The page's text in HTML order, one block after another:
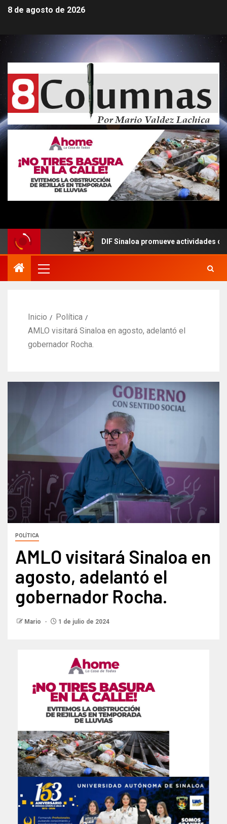
8 de agosto de 2026
DIF Sinaloa promueve actividades culturales
Inicio
Política
AMLO visitará Sinaloa en agosto, adelantó el
gobernador Rocha.
POLÍTICA
AMLO visitará Sinaloa en
agosto, adelantó el
gobernador Rocha.
Mario 1 de julio de 2024